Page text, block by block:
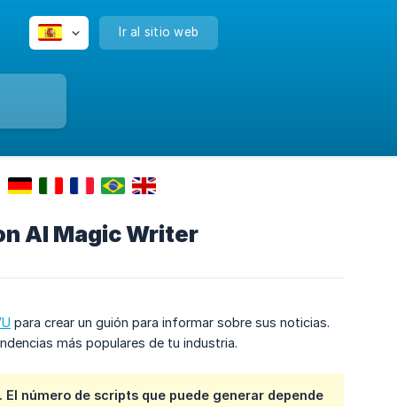
Ir al sitio web
AI Magic Writer
para crear un guión para informar sobre sus noticias.
más populares de tu industria.
número de scripts que puede generar depende